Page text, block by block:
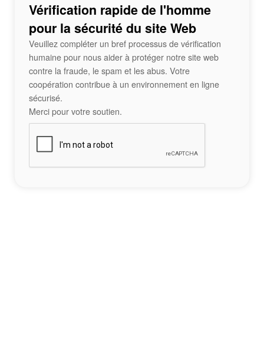
Vérification rapide de l'homme
pour la sécurité du site Web
Veuillez compléter un bref processus de vérification
humaine pour nous aider à protéger notre site web
contre la fraude, le spam et les abus. Votre
coopération contribue à un environnement en ligne
sécurisé.
Merci pour votre soutien.